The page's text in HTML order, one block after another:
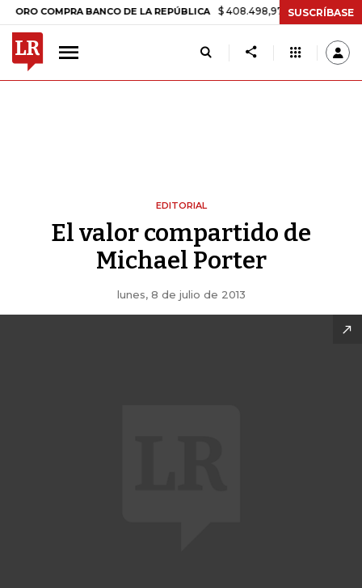
COMPRA BANCO DE LA REPÚBLICA $ 408.498,97 +$ 8.753,81 +2,19%
SUSCRÍBASE
EDITORIAL
El valor compartido de
Michael Porter
lunes, 8 de julio de 2013